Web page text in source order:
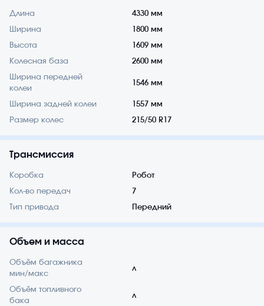
Длина 4330 мм
Ширина 1800 мм
Высота 1609 мм
Колесная база 2600 мм
Ширина передней
колеи
1546 мм
Ширина задней колеи 1557 мм
Размер колес 215/50 R17
Трансмиссия
Коробка Робот
Кол-во передач 7
Тип привода Передний
Объем и масса
Объём багажника
мин/макс
л
Объём топливного
бака
л